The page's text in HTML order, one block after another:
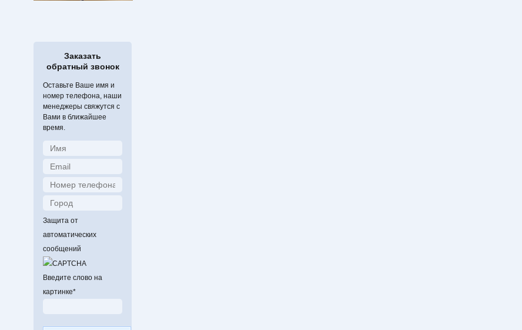
Заказать
обратный звонок
Оставьте Ваше имя и
номер телефона, наши
менеджеры свяжутся с
Вами в ближайшее
время.
Защита от
автоматических
сообщений
Введите слово на
картинке*